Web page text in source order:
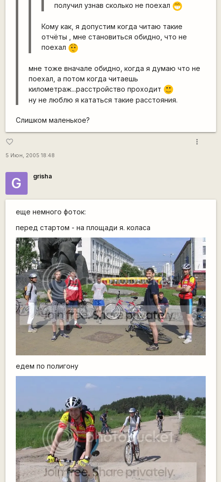
получил узнав сколько не поехал ;D
Кому как, я допустим когда читаю такие
отчёты , мне становиться обидно, что не
поехал :-/
мне тоже вначале обидно, когда я думаю что не
поехал, а потом когда читаешь
километраж...расстройство проходит
:)
ну не люблю я кататься такие расстояния.
Слишком маленькое?
favorite_border
5 Июн, 2005 18:48
more_vert
G grisha
еще немного фоток:
перед стартом - на площади я. коласа
едем по полигону